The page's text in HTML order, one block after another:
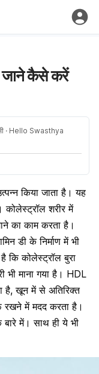
जाने कैसे करें
· Hello Swasthya
किया जाता है। यह
शरीर में
का काम करता है।
डी के निर्माण में भी
कि कोलेस्ट्रॉल बुरा
भी माना गया है। HDL
है, खून में से अतिरिक्त
रखने में मदद करता है।
में। साथ ही ये भी